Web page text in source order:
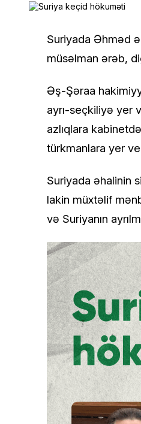
Suriyada Əhməd
müsəlman ərəb,
Əş-Şəraa
ayrı-seçkiliyə yer
azlıqlara
türkmanlara yer
Suriyada əhalinin
lakin müxtəlif
və Suriyanın